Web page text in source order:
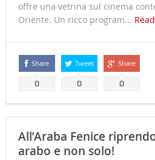
offre una vetrina sul cinema
Oriente. Un ricco program...
Share
0
Tweet
0
Share
0
All’Araba Fenice
arabo e non solo!